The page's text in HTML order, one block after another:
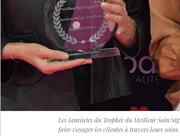
Les lauréates du Trophée du Meilleur Soin
faire voyager les clientes à travers leurs soins.